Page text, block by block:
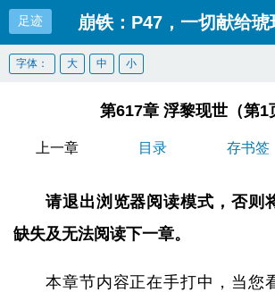
足迹 崩铁：P47，一切献给琥
字体： 大 中 小
第617章 浮黎现世（第1
上一章 目录 存书签
请退出浏览器阅读模式，否则
缺失及无法阅读下一章。
本章节内容正在手打中，当您